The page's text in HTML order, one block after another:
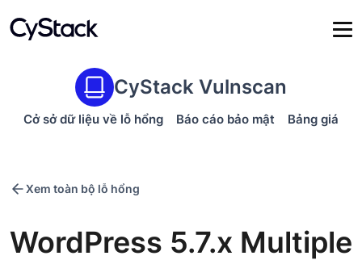
CyStack Vulnscan
Cở sở dữ liệu về lỗ hổng Báo cáo bảo mật Bảng giá
Xem toàn bộ lỗ hổng
WordPress 5.7.x Multiple